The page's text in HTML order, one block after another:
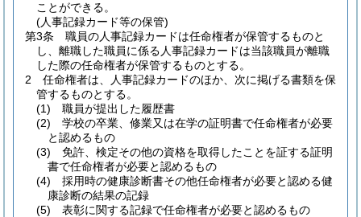
ことができる。
(人事記録カード等の保管)
第3条
職員の人事記録カードは任命権者が保管するものと
し、離職した職員に係る人事記録カードは当該職員が離職
した際の任命権者が保管するものとする。
2
任命権者は、人事記録カードのほか、次に掲げる書類を保
管するものとする。
(1)
職員が提出した履歴書
(2)
学校の卒業、修業又は在学の証明書で任命権者が必要
と認めるもの
(3)
免許、検定その他の資格を取得したことを証する証明
書で任命権者が必要と認めるもの
(4)
採用時の健康診断書その他任命権者が必要と認める健
康診断の結果の記録
(5)
表彰に関する記録で任命権者が必要と認めるもの